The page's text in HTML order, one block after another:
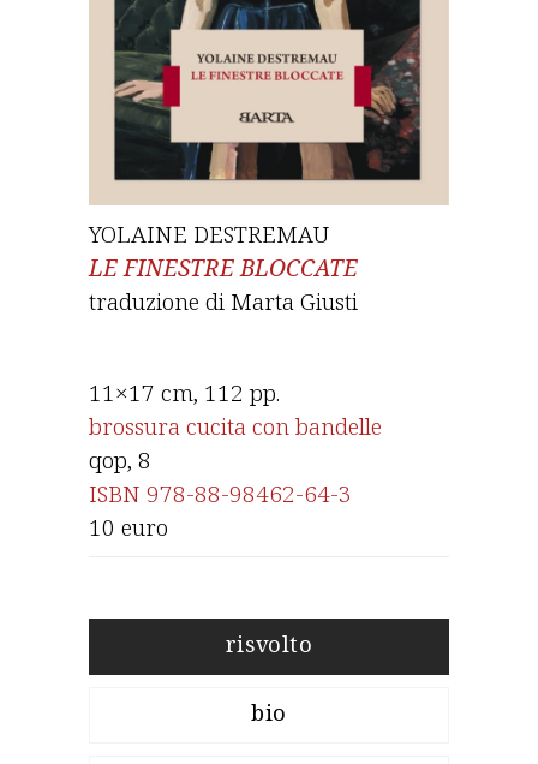
YOLAINE DESTREMAU
LE FINESTRE BLOCCATE
traduzione di Marta Giusti
11×17 cm, 112 pp.
brossura cucita con bandelle
qop, 8
ISBN 978-88-98462-64-3
10 euro
risvolto
bio